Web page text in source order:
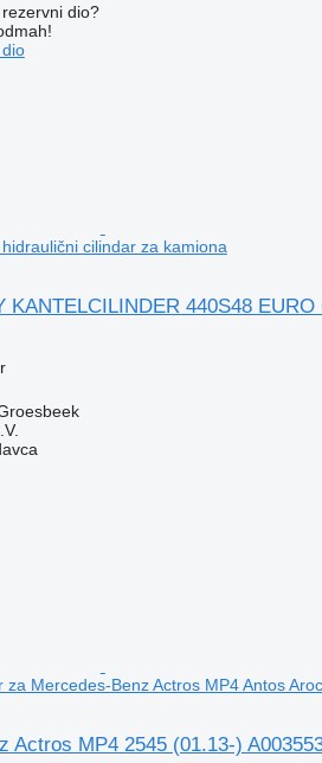
dio?
cilindar za kamiona
KANTELCILINDER 440S48
za Mercedes-Benz Actros MP4 Antos
Actros MP4 2545 (01.13-)